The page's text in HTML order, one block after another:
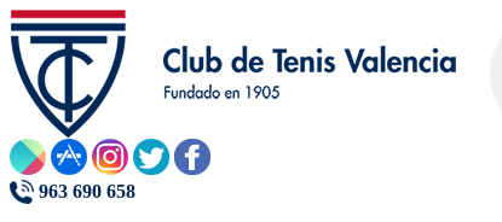
963 690 658